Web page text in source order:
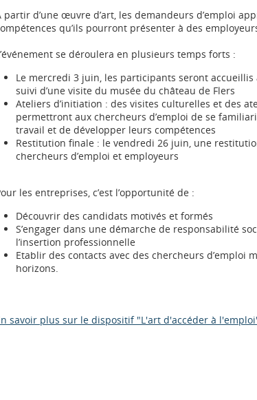
partir d’une œuvre d’art, les demandeurs d’emploi
qu’ils pourront présenter à des
se déroulera en plusieurs temps forts :
Le mercredi 3 juin, les participants seront
suivi d’une visite du musée du château de Flers
Ateliers d’initiation : des visites culturelles et des
permettront aux chercheurs d’emploi de se
travail et de développer leurs compétences
Restitution finale : le vendredi 26 juin, une
chercheurs d’emploi et employeurs
les entreprises, c’est l’opportunité de :
Découvrir des candidats motivés et formés
S’engager dans une démarche de responsabilité
l’insertion professionnelle
Etablir des contacts avec des chercheurs d’emploi
horizons.
savoir plus sur le dispositif "L'art d'accéder à